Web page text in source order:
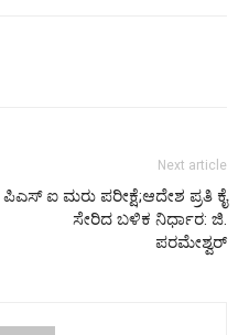
Next article
ಪಿಎಸ್ ಐ ಮರು ಪರೀಕ್ಷೆ;ಆದೇಶ ಪ್ರತಿ ಕೈ
ಸೇರಿದ ಬಳಿಕ ನಿರ್ಧಾರ: ಜಿ.
ಪರಮೇಶ್ವರ್